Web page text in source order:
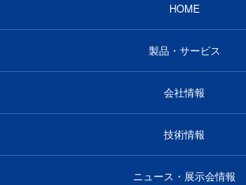
HOME
製品・サービス
会社情報
技術情報
ニュース・展示会情報